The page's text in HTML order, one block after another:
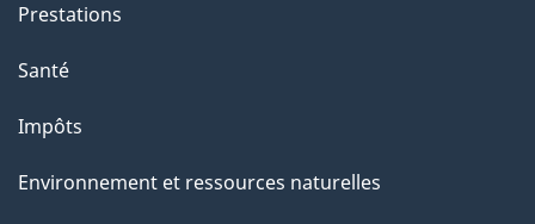
Prestations
Santé
Impôts
Environnement et ressources naturelles